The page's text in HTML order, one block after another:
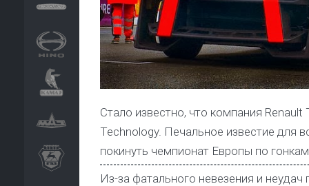
Стало известно, что компания
Technology. Печальное известие для
покинуть чемпионат Европы по
Из-за фатального невезения и